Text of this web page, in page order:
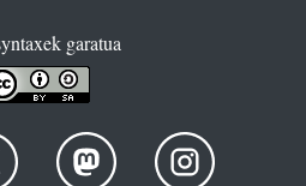
garatua